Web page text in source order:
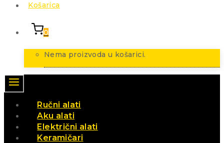
Košarica
0
Nema proizvoda u košarici.
Ručni alati
Aku alati
Električni alati
Keramičari